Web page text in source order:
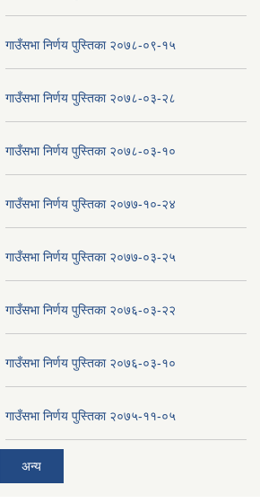
गाउँसभा निर्णय पुस्तिका २०७८-०९-१५
गाउँसभा निर्णय पुस्तिका २०७८-०३-२८
गाउँसभा निर्णय पुस्तिका २०७८-०३-१०
गाउँसभा निर्णय पुस्तिका २०७७-१०-२४
गाउँसभा निर्णय पुस्तिका २०७७-०३-२५
गाउँसभा निर्णय पुस्तिका २०७६-०३-२२
गाउँसभा निर्णय पुस्तिका २०७६-०३-१०
गाउँसभा निर्णय पुस्तिका २०७५-११-०५
अन्य